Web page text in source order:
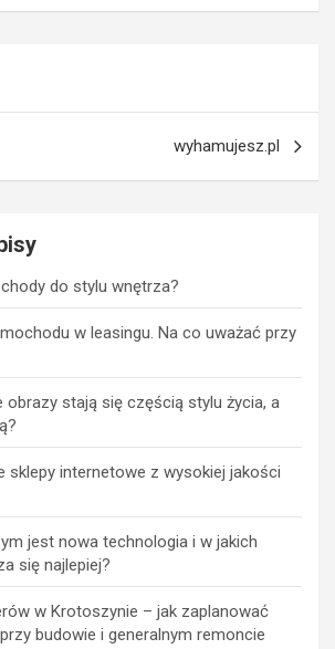
wyhamujesz.pl
do stylu wnętrza?
w leasingu. Na co uważać przy
obrazy stają się częścią stylu życia, a
sklepy internetowe z wysokiej jakości
jest nowa technologia i w jakich
się najlepiej?
w Krotoszynie – jak zaplanować
budowie i generalnym remoncie